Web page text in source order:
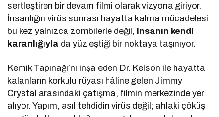
sertleştiren bir devam filmi olarak vizyona giriyor.
İnsanlığın virüs sonrası hayatta kalma mücadelesi
bu kez yalnızca zombilerle değil, insanın kendi
karanlığıyla da yüzleştiği bir noktaya taşınıyor.
Kemik Tapınağı’nı inşa eden Dr. Kelson ile hayatta
kalanların korkulu rüyası hâline gelen Jimmy
Crystal arasındaki çatışma, filmin merkezinde yer
alıyor. Yapım, asıl tehdidin virüs değil; ahlaki çöküş